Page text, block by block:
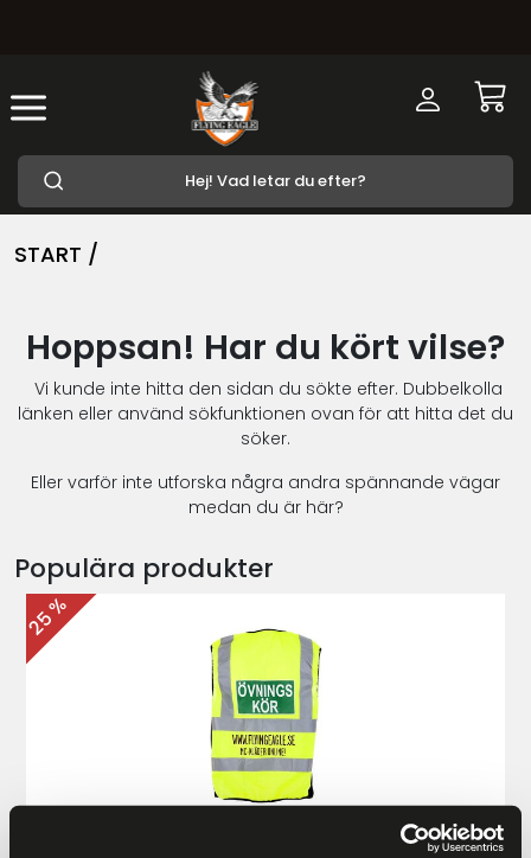
START /
Hoppsan! Har du kört vilse?
Vi kunde inte hitta den sidan du sökte efter. Dubbelkolla
länken eller använd sökfunktionen ovan för att hitta det du
söker.
Eller varför inte utforska några andra spännande vägar
medan du är här?
Populära produkter
25 %